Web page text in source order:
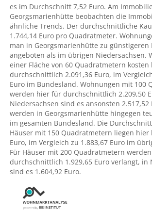
es im Durchschnitt 7,52 Euro. Am
Georgsmarienhütte beobachten die
ähnliche Trends. Der durchschnittliche
1.744,14 Euro pro Quadratmeter.
man in Georgsmarienhütte zu günstigeren
angeboten als im übrigen Niedersachsen.
einer Fläche von 60 Quadratmetern kosten
durchschnittlich 2.091,36 Euro, im
Euro im Bundesland. Wohnungen mit 100
werden hier für durchschnittlich 2.209,50
Niedersachsen sind es ansonsten 2.517,52
werden in Georgsmarienhütte hingegen
im gesamten Bundesland. Die
Häuser mit 150 Quadratmetern liegen hier
Euro, im Vergleich zu 1.883,67 Euro im
Für Häuser mit 200 Quadratmetern
durchschnittlich 1.929,65 Euro verlangt, in
sind es 1.604,92 Euro.